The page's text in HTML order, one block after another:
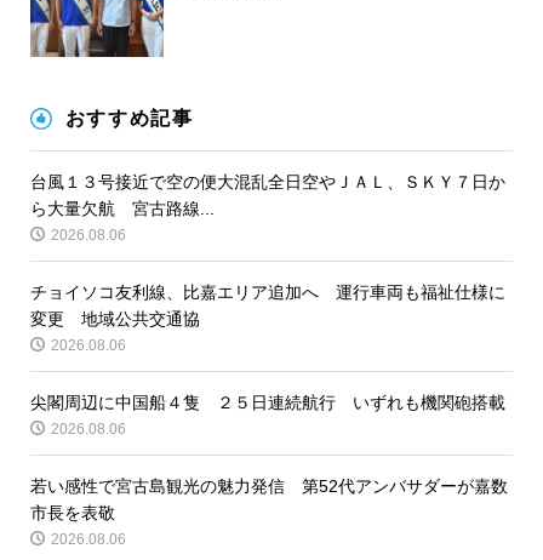
おすすめ記事
台風１３号接近で空の便大混乱全日空やＪＡＬ、ＳＫＹ７日か
ら大量欠航 宮古路線...
2026.08.06
チョイソコ友利線、比嘉エリア追加へ 運行車両も福祉仕様に
変更 地域公共交通協
2026.08.06
尖閣周辺に中国船４隻 ２５日連続航行 いずれも機関砲搭載
2026.08.06
若い感性で宮古島観光の魅力発信 第52代アンバサダーが嘉数
市長を表敬
2026.08.06